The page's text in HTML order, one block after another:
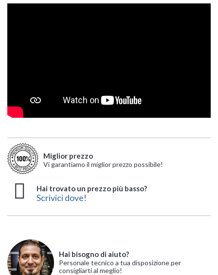
Miglior prezzo
Vi garantiamo il miglior prezzo possibile!
Hai trovato un prezzo più basso?
Scrivici dove!
Hai bisogno di aiuto?
Personale tecnico a tua disposizione per
consigliarti al meglio!